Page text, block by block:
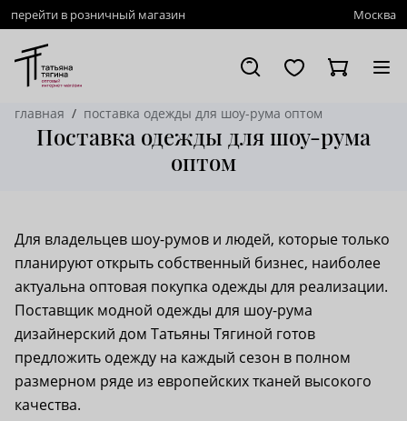
перейти в розничный магазин Москва
главная поставка одежды для шоу-рума оптом
Поставка одежды для шоу-рума
оптом
Для владельцев шоу-румов и людей, которые только
планируют открыть собственный бизнес, наиболее
актуальна оптовая покупка одежды для реализации.
Поставщик модной одежды для шоу-рума
дизайнерский дом Татьяны Тягиной готов
предложить одежду на каждый сезон в полном
размерном ряде из европейских тканей высокого
качества.